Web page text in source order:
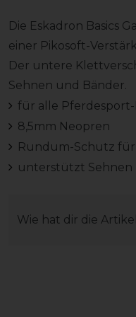
Die Eskadron Basics
einer Pikosoft-
Der untere
Sehnen und Bänder.
für alle
8,5mm Neopren
Rundum-Schutz
unterstützt Sehnen
Wie hat dir die